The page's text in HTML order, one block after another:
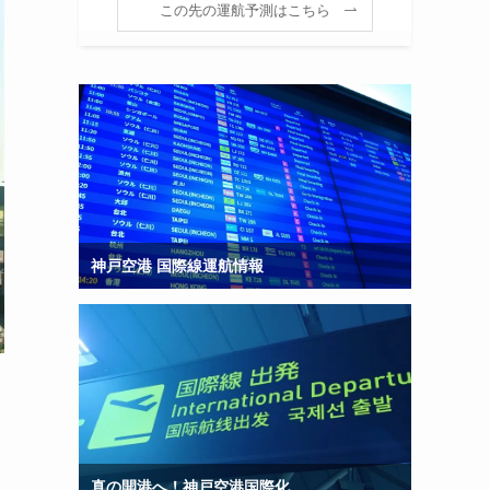
この先の運航予測はこちら
神戸空港 国際線運航情報